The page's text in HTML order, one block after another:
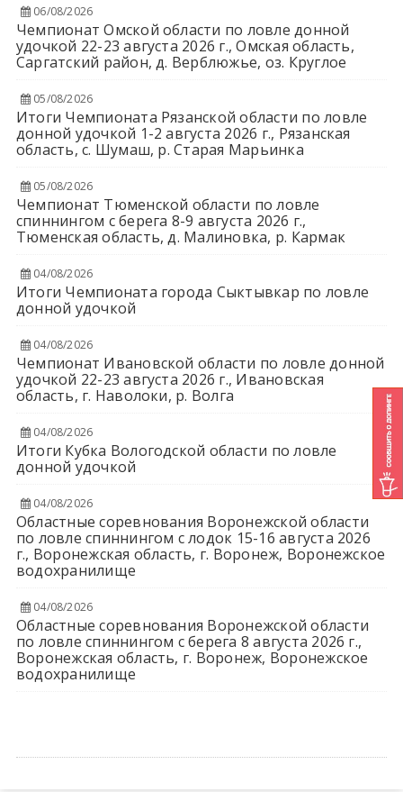
06/08/2026
Чемпионат Омской области по ловле донной
удочкой 22-23 августа 2026 г., Омская область,
Саргатский район, д. Верблюжье, оз. Круглое
05/08/2026
Итоги Чемпионата Рязанской области по ловле
донной удочкой 1-2 августа 2026 г., Рязанская
область, с. Шумаш, р. Старая Марьинка
05/08/2026
Чемпионат Тюменской области по ловле
спиннингом с берега 8-9 августа 2026 г.,
Тюменская область, д. Малиновка, р. Кармак
04/08/2026
Итоги Чемпионата города Сыктывкар по ловле
донной удочкой
04/08/2026
Чемпионат Ивановской области по ловле донной
удочкой 22-23 августа 2026 г., Ивановская
область, г. Наволоки, р. Волга
04/08/2026
Итоги Кубка Вологодской области по ловле
донной удочкой
04/08/2026
Областные соревнования Воронежской области
по ловле спиннингом с лодок 15-16 августа 2026
г., Воронежская область, г. Воронеж, Воронежское
водохранилище
04/08/2026
Областные соревнования Воронежской области
по ловле спиннингом с берега 8 августа 2026 г.,
Воронежская область, г. Воронеж, Воронежское
водохранилище